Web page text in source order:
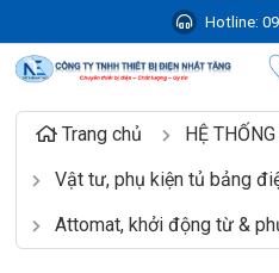
Hotline:
Trang chủ
HỆ
Vật tư, phụ kiện tủ bảng
Attomat, khởi động từ &